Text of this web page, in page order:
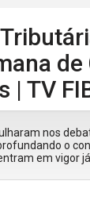
| TV
nos
o
em vigor